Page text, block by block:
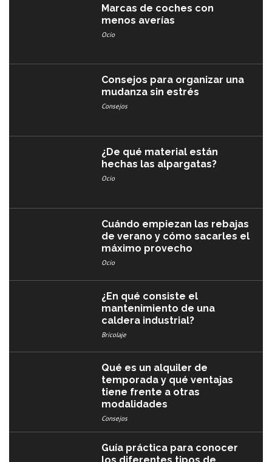
Marcas de coches con
menos averías​
Ocio
Consejos para organizar una
mudanza sin estrés
Consejos
¿De qué material están
hechas las alpargatas?
Ocio
Cuándo empiezan las rebajas
de verano y cómo sacarles el
máximo provecho
Ocio
¿En qué consiste el
mantenimiento de una
caldera industrial?
Bricolaje
Qué es un alquiler de
temporada y qué ventajas
tiene frente a otras
modalidades
Consejos
Guía práctica para conocer